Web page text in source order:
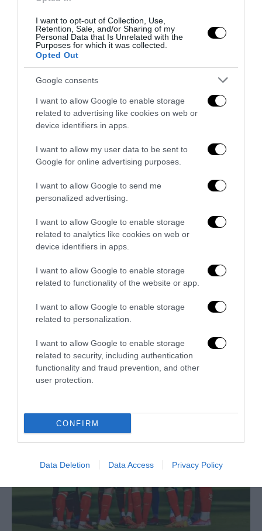
I want to opt-out of Collection, Use,
Retention, Sale, and/or Sharing of my
Personal Data that Is Unrelated with the
Purposes for which it was collected.
Opted Out
Google consents
I want to allow Google to enable storage
related to advertising like cookies on web or
device identifiers in apps.
I want to allow my user data to be sent to
Google for online advertising purposes.
I want to allow Google to send me
personalized advertising.
I want to allow Google to enable storage
related to analytics like cookies on web or
device identifiers in apps.
I want to allow Google to enable storage
related to functionality of the website or app.
I want to allow Google to enable storage
related to personalization.
I want to allow Google to enable storage
related to security, including authentication
functionality and fraud prevention, and other
user protection.
CONFIRM
Data Deletion Data Access Privacy Policy
Senso del sacro, fiuto del gol: Mikel Merino e una
14 Luglio 2026
Trump e Infantino: oltre l’ultimo Mondiale dell’umanità
9 Luglio 2026